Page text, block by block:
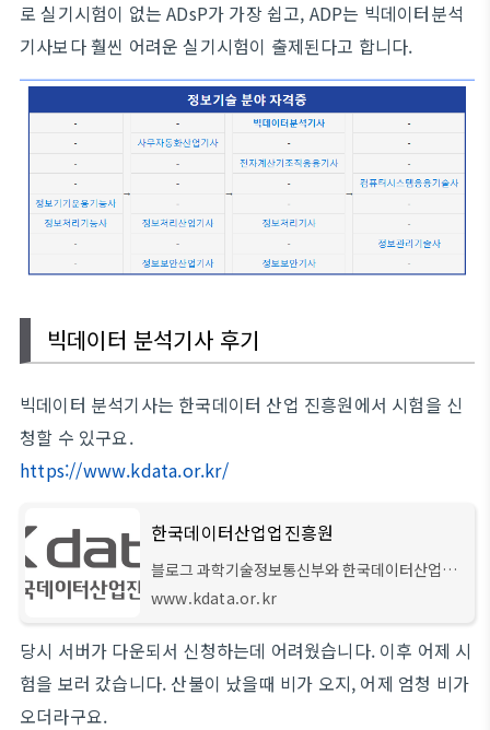
로 실기시험이 없는 ADsP가 가장 쉽고, ADP는 빅데이터분석
기사보다 훨씬 어려운 실기시험이 출제된다고 합니다.
빅데이터 분석기사 후기
빅데이터 분석기사는 한국데이터 산업 진흥원에서 시험을 신
청할 수 있구요.
https://www.kdata.or.kr/
한국데이터산업업진흥원
블로그 과학기술정보통신부와 한국데이터산업진
흥원이 추진하는 "2025년 마이데이터 종합기반
까지 □
www.kdata.or.kr
당시 서버가 다운되서 신청하는데 어려웠습니다. 이후 어제 시
험을 보러 갔습니다. 산불이 났을때 비가 오지, 어제 엄청 비가
오더라구요.